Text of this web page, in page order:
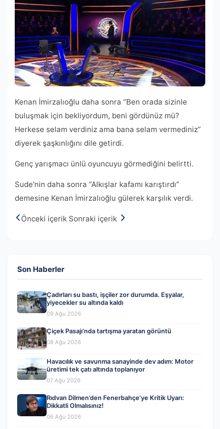
Kenan İmirzalıoğlu daha sonra “Ben orada sizinle
buluşmak için bekliyordum, beni gördünüz mü?
Herkese selam verdiniz ama bana selam vermediniz”
diyerek şaşkınlığını dile getirdi.
Genç yarışmacı ünlü oyuncuyu görmediğini belirtti.
Sude'nin daha sonra “Alkışlar kafamı karıştırdı”
demesine Kenan İmirzalıoğlu gülerek karşılık verdi.
Önceki içerik Sonraki içerik
Son Haberler
Çadırları su bastı, işçiler zor durumda. Eşyalar,
yiyecekler su altında kaldı
09 Ağu 2026
Çiçek Pasajı’nda tartışma yaratan görüntü
08 Ağu 2026
Havacılık ve savunma sanayinde dev adım: Motor
üretimi tek çatı altında toplanıyor
07 Ağu 2026
Rıdvan Dilmen’den Fenerbahçe’ye Kritik Uyarı:
Dikkatli Olmalısınız!
06 Ağu 2026